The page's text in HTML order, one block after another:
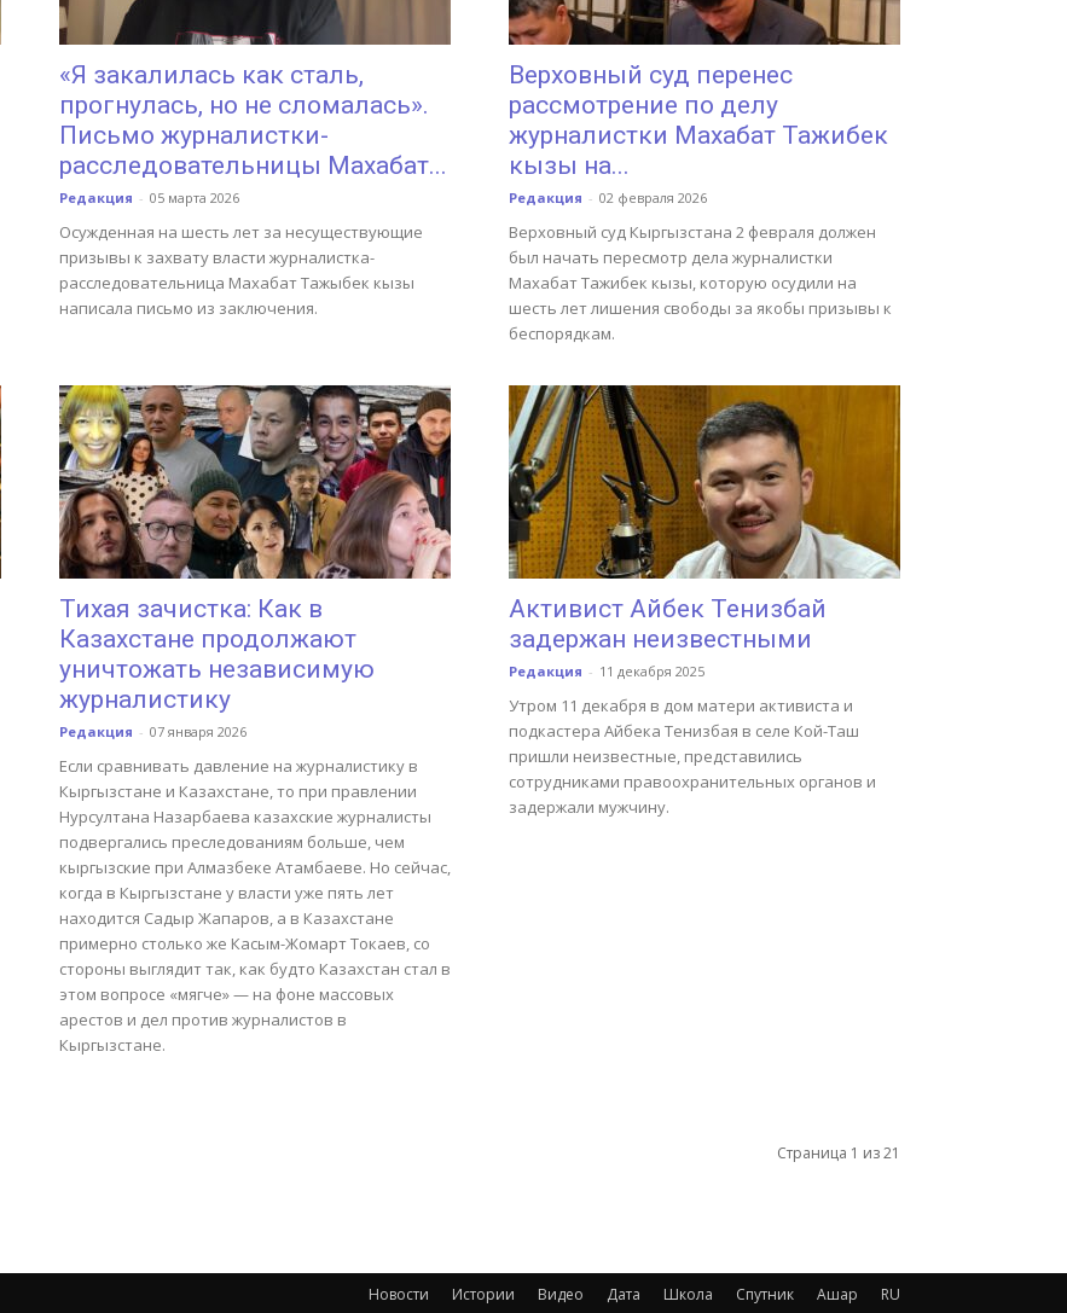
«Я закалилась как сталь,
прогнулась, но не сломалась».
Письмо журналистки-
расследовательницы Махабат...
Редакция - 05 марта 2026
Осужденная на шесть лет за несуществующие
призывы к захвату власти журналистка-
расследовательница Махабат Тажыбек кызы
написала письмо из заключения.
Верховный суд перенес
рассмотрение по делу
журналистки Махабат Тажибек
кызы на...
Редакция - 02 февраля 2026
Верховный суд Кыргызстана 2 февраля должен
был начать пересмотр дела журналистки
Махабат Тажибек кызы, которую осудили на
шесть лет лишения свободы за якобы призывы к
беспорядкам.
Тихая зачистка: Как в
Казахстане продолжают
уничтожать независимую
журналистику
Редакция - 07 января 2026
Если сравнивать давление на журналистику в
Кыргызстане и Казахстане, то при правлении
Нурсултана Назарбаева казахские журналисты
подвергались преследованиям больше, чем
кыргызские при Алмазбеке Атамбаеве. Но сейчас,
когда в Кыргызстане у власти уже пять лет
находится Садыр Жапаров, а в Казахстане
примерно столько же Касым-Жомарт Токаев, со
стороны выглядит так, как будто Казахстан стал в
этом вопросе «мягче» — на фоне массовых
арестов и дел против журналистов в
Кыргызстане.
Активист Айбек Тенизбай
задержан неизвестными
Редакция - 11 декабря 2025
Утром 11 декабря в дом матери активиста и
подкастера Айбека Тенизбая в селе Кой-Таш
пришли неизвестные, представились
сотрудниками правоохранительных органов и
задержали мужчину.
Страница 1 из 21
Новости Истории Видео Дата Школа Спутник Ашар RU